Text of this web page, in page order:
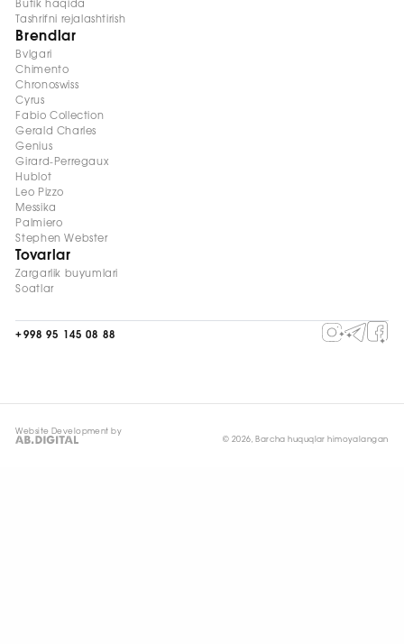
Butik haqida
Tashrifni rejalashtirish
Brendlar
Bvlgari
Chimento
Chronoswiss
Cyrus
Fabio Collection
Gerald Charles
Genius
Girard-Perregaux
Hublot
Leo Pizzo
Messika
Palmiero
Stephen Webster
Tovarlar
Zargarlik buyumlari
Soatlar
+998 95 145 08 88
Website Development by
© 2026, Barcha huquqlar himoyalangan